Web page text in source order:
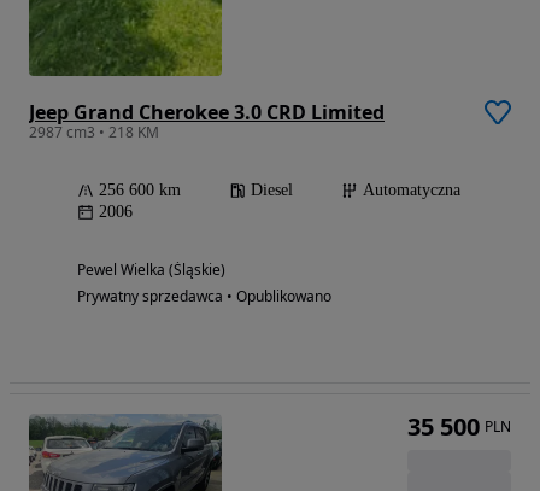
Jeep Grand Cherokee 3.0 CRD Limited
2987 cm3 • 218 KM
256 600 km Diesel
Automatyczna
2006
Pewel Wielka (Śląskie)
Prywatny sprzedawca • Opublikowano
35 500 PLN